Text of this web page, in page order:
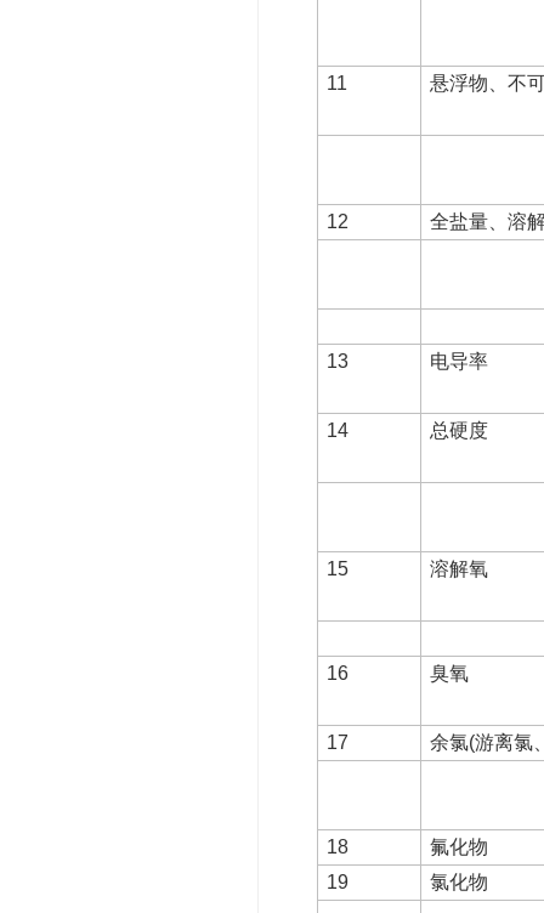
11 悬浮物、不
12 全盐量、溶
13 电导率
14 总硬度
15 溶解氧
16 臭氧
17 余氯(游离氯
18
氟化物
19
氯化物